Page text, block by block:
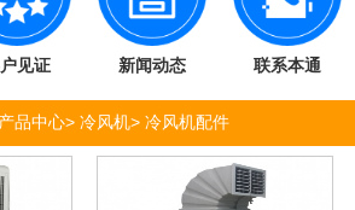
见证 新闻动态 联系本通
产品中心> 冷风机> 冷风机配件